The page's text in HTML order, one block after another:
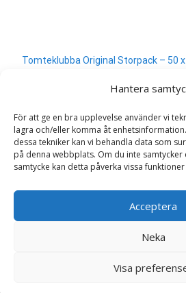
Hantera
För att ge en bra upplevelse använder vi
lagra och/eller komma åt
dessa tekniker kan vi behandla data som
på denna webbplats. Om du inte
samtycke kan detta påverka vissa
Acceptera
Neka
Visa
Tomteklubba Original Storpack – 50 x
Search
Powered by WordPress, Themei-craftby